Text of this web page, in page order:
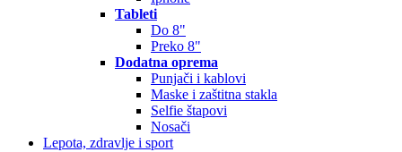
Tableti
Do 8"
Preko 8"
Dodatna oprema
Punjači i kablovi
Maske i zaštitna stakla
Selfie štapovi
Nosači
Lepota, zdravlje i sport